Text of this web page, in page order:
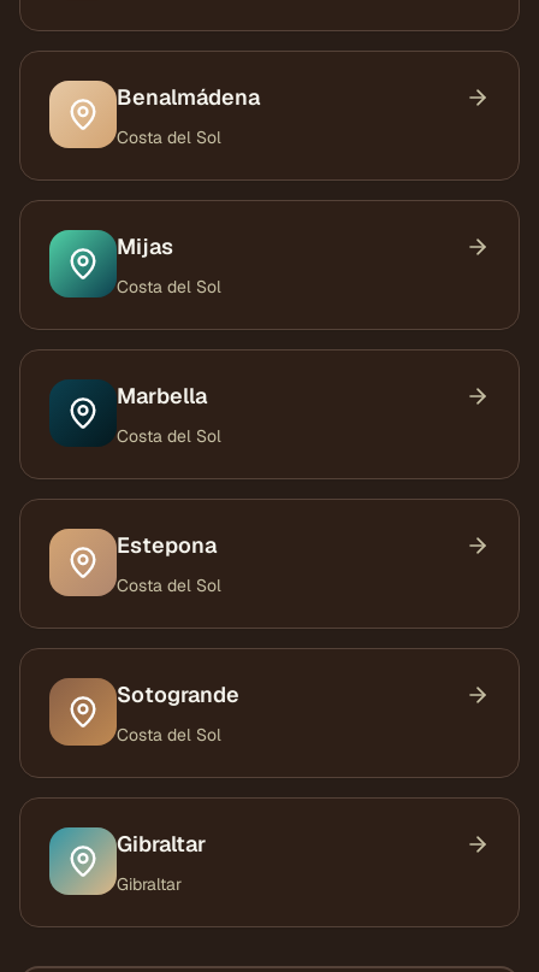
Benalmádena
Costa del Sol
Mijas
Costa del Sol
Marbella
Costa del Sol
Estepona
Costa del Sol
Sotogrande
Costa del Sol
Gibraltar
Gibraltar